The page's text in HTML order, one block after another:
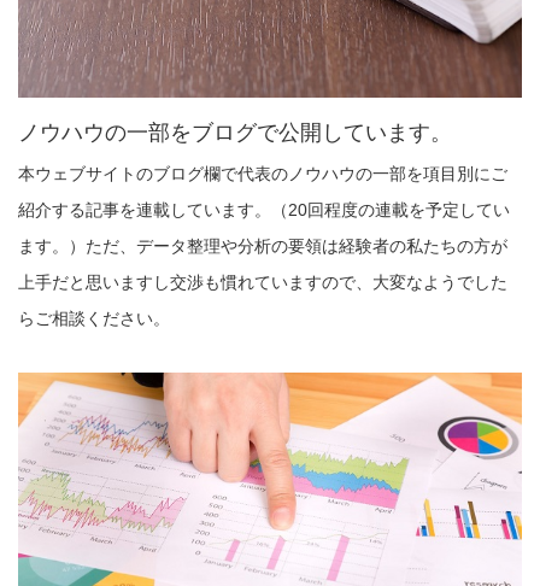
ノウハウの一部をブログで公開しています。
本ウェブサイトのブログ欄で代表のノウハウの一部を項目別にご
紹介する記事を連載しています。（20回程度の連載を予定してい
ます。）ただ、データ整理や分析の要領は経験者の私たちの方が
上手だと思いますし交渉も慣れていますので、大変なようでした
らご相談ください。